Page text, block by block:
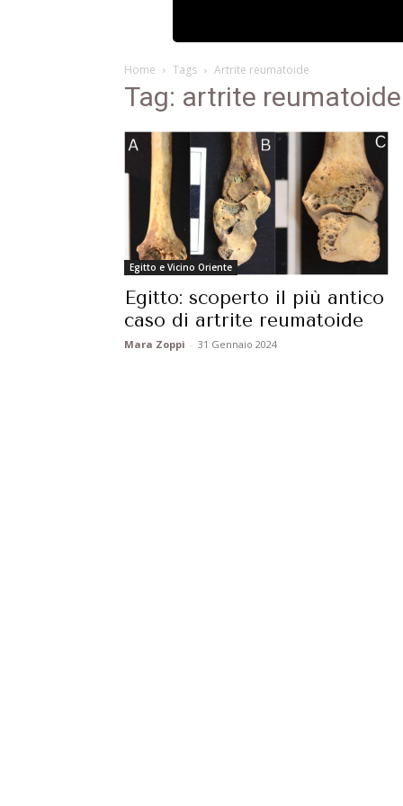
Home Tags Artrite reumatoide
Tag: artrite reumatoide
Egitto e Vicino Oriente
Egitto: scoperto il più antico
caso di artrite reumatoide
Mara Zoppi - 31 Gennaio 2024